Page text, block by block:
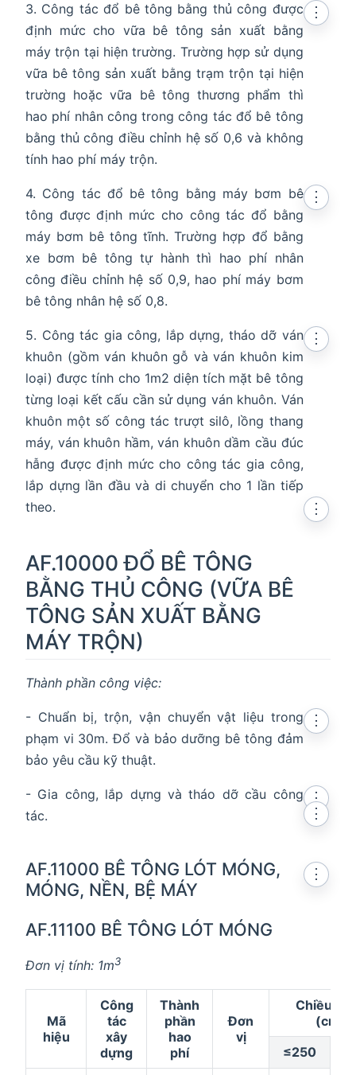
3. Công tác đổ bê tông bằng thủ công được
định mức cho vữa bê tông sản xuất bằng
máy trộn tại hiện trường. Trường hợp sử dụng
vữa bê tông sản xuất bằng trạm trộn tại hiện
trường hoặc vữa bê tông thương phẩm thì
hao phí nhân công trong công tác đổ bê tông
bằng thủ công điều chỉnh hệ số 0,6 và không
tính hao phí máy trộn.
⋮
4. Công tác đổ bê tông bằng máy bơm bê
tông được định mức cho công tác đổ bằng
máy bơm bê tông tĩnh. Trường hợp đổ bằng
xe bơm bê tông tự hành thì hao phí nhân
công điều chỉnh hệ số 0,9, hao phí máy bơm
bê tông nhân hệ số 0,8.
⋮
5. Công tác gia công, lắp dựng, tháo dỡ ván
khuôn (gồm ván khuôn gỗ và ván khuôn kim
loại) được tính cho 1m2 diện tích mặt bê tông
từng loại kết cấu cần sử dụng ván khuôn. Ván
khuôn một số công tác trượt silô, lồng thang
máy, ván khuôn hầm, ván khuôn dầm cầu đúc
hẫng được định mức cho công tác gia công,
lắp dựng lần đầu và di chuyển cho 1 lần tiếp
theo.
⋮
AF.10000 ĐỔ BÊ TÔNG
BẰNG THỦ CÔNG (VỮA BÊ
TÔNG SẢN XUẤT BẰNG
MÁY TRỘN)
⋮
Thành phần công việc:
- Chuẩn bị, trộn, vận chuyển vật liệu trong
phạm vi 30m. Đổ và bảo dưỡng bê tông đảm
bảo yêu cầu kỹ thuật.
⋮
- Gia công, lắp dựng và tháo dỡ cầu công
tác.
⋮
AF.11000 BÊ TÔNG LÓT MÓNG,
MÓNG, NỀN, BỆ MÁY
⋮
AF.11100 BÊ TÔNG LÓT MÓNG
⋮
Đơn vị tính: 1m3
Mã
hiệu
Công
tác
xây
dựng
Thành
phần
hao
phí
Đơn
vị
Chiều
(cm)
≤250